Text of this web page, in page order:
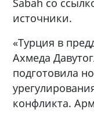
Sabah со
источники.
«Турция в
Ахмеда
подготовила
конфликта.